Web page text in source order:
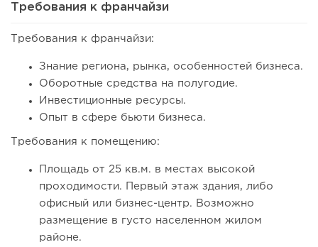
101 0 0
модели производства...
Требования к франчайзи
Требования к франчайзи:
Знание региона, рынка, особенностей бизнеса.
Оборотные средства на полугодие.
Инвестиционные ресурсы.
Опыт в сфере бьюти бизнеса.
Требования к помещению:
Площадь от 25 кв.м. в местах высокой
проходимости. Первый этаж здания, либо
офисный или бизнес-центр. Возможно
размещение в густо населенном жилом
районе.